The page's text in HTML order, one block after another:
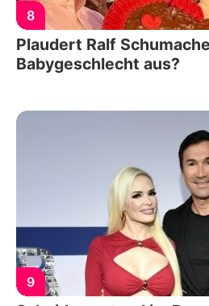
8
Plaudert Ralf
Babygeschlecht aus?
9